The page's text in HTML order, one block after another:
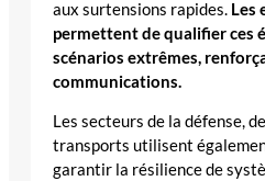
aux surtensions rapides. Les
permettent de qualifier ces
scénarios extrêmes,
communications.
Les secteurs de la défense,
transports utilisent
garantir la résilience de